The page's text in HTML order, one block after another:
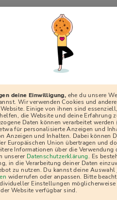
Finanzen (PDF):
Was
präsentiert die
– Dein smarter
Was
deine Einwilligung, ehe du unsere
Wir verwenden Cookies und
Einige von ihnen sind
die Website und deine Erfahrung
Daten können verarbeitet werden
für personalisierte Anzeigen und
Anzeigen und Inhalten. Dabei können
Europäischen Union übertragen und
Informationen über die Verwendung
unserer Datenschutzerklärung. Es
in die Verarbeitung deiner Daten
zu nutzen. Du kannst deine
widerrufen oder anpassen. Bitte
Einstellungen
Website verfügbar sind.